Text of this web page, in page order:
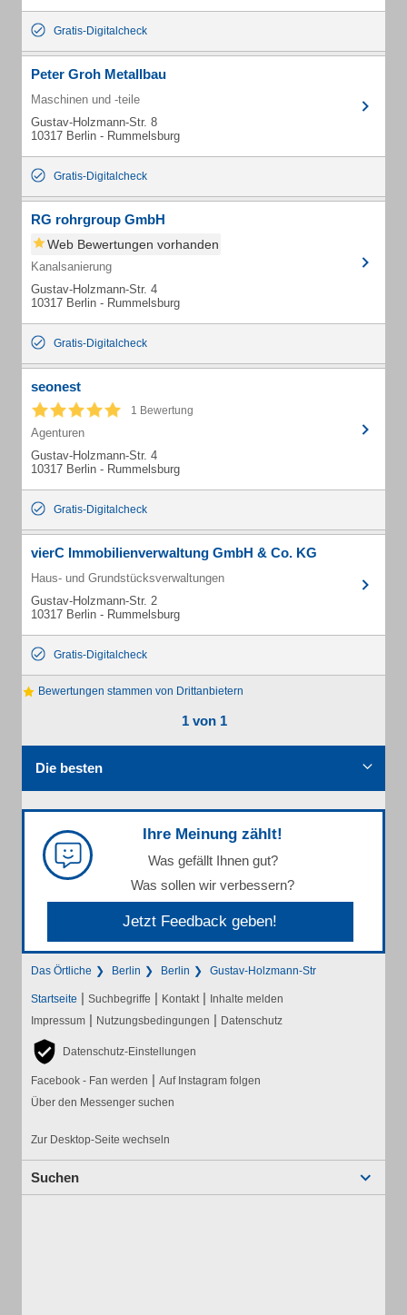
Gratis-Digitalcheck
Peter Groh Metallbau
Maschinen und -teile
Gustav-Holzmann-Str. 8
10317 Berlin - Rummelsburg
Gratis-Digitalcheck
RG rohrgroup GmbH
Web Bewertungen vorhanden
Kanalsanierung
Gustav-Holzmann-Str. 4
10317 Berlin - Rummelsburg
Gratis-Digitalcheck
seonest
1 Bewertung
Agenturen
Gustav-Holzmann-Str. 4
10317 Berlin - Rummelsburg
Gratis-Digitalcheck
vierC Immobilienverwaltung GmbH & Co. KG
Haus- und Grundstücksverwaltungen
Gustav-Holzmann-Str. 2
10317 Berlin - Rummelsburg
Gratis-Digitalcheck
Bewertungen stammen von Drittanbietern
1 von 1
Die besten
Ihre Meinung zählt!
Was gefällt Ihnen gut?
Was sollen wir verbessern?
Jetzt Feedback geben!
Das Örtliche Berlin Berlin Gustav-Holzmann-Str
Startseite | Suchbegriffe | Kontakt | Inhalte melden
Impressum | Nutzungsbedingungen | Datenschutz
Datenschutz-Einstellungen
Facebook - Fan werden | Auf Instagram folgen
Über den Messenger suchen
Zur Desktop-Seite wechseln
Suchen